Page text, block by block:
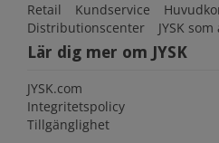
Retail Kundservice
Distributionscenter
JYSK
Lär dig mer om JYSK
JYSK.com
Integritetspolicy
Tillgänglighet